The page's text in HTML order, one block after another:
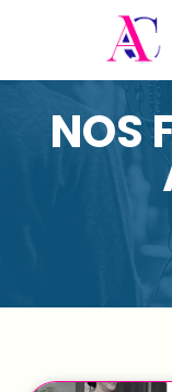
NOS